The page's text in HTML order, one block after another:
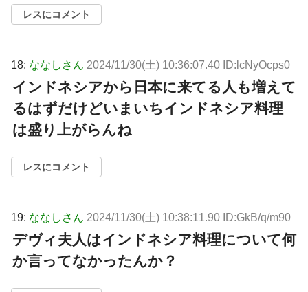
レスにコメント
18: ななしさん 2024/11/30(土) 10:36:07.40 ID:lcNyOcps0
インドネシアから日本に来てる人も増えて
るはずだけどいまいちインドネシア料理
は盛り上がらんね
レスにコメント
19: ななしさん 2024/11/30(土) 10:38:11.90 ID:GkB/q/m90
デヴィ夫人はインドネシア料理について何
か言ってなかったんか？